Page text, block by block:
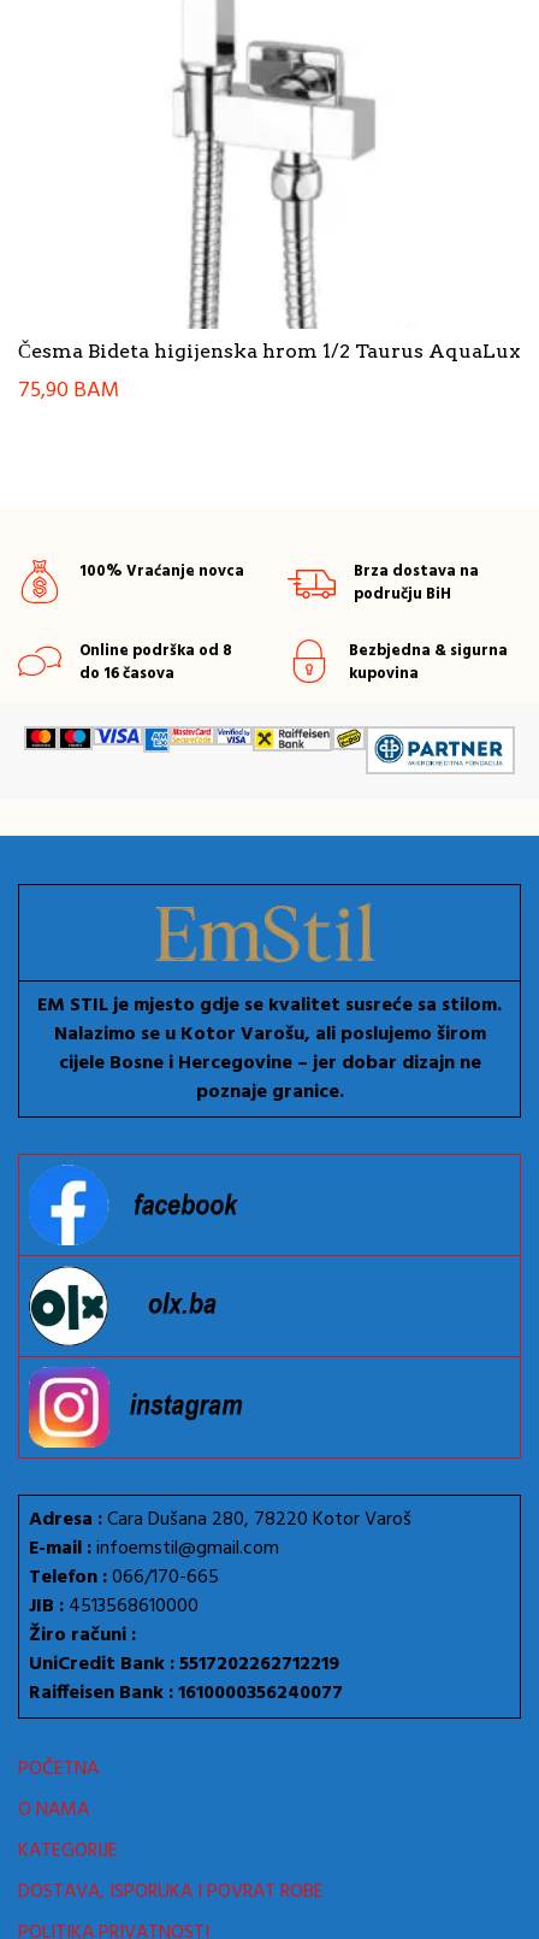
Česma Bideta higijenska hrom 1/2 Taurus AquaLux
75,90BAM
100% Vraćanje novca
Brza dostava na
području BiH
Online podrška od 8
do 16 časova
Bezbjedna & sigurna
kupovina
EM STIL je mjesto gdje se kvalitet susreće sa stilom.
Nalazimo se u Kotor Varošu, ali poslujemo širom
cijele Bosne i Hercegovine – jer dobar dizajn ne
poznaje granice.
Adresa :Cara Dušana 280, 78220 Kotor Varoš
E-mail :infoemstil@gmail.com
Telefon :066/170-665
JIB :4513568610000
Žiro računi :
UniCredit Bank : 5517202262712219
Raiffeisen Bank : 1610000356240077
POČETNA
O NAMA
KATEGORIJE
DOSTAVA, ISPORUKA I POVRAT ROBE